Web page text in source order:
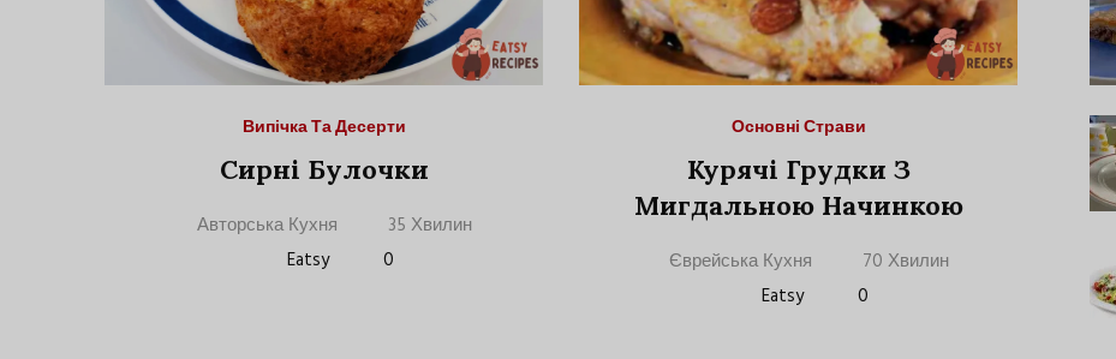
Випічка Та Десерти
Сирні Булочки
Авторська Кухня
35 Хвилин
Eatsy
0
Основні Страви
Курячі Грудки З
Мигдальною Начинкою
Єврейська Кухня
70 Хвилин
Eatsy
0